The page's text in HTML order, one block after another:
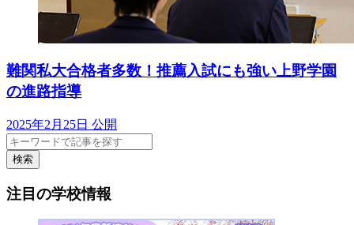
難関私大合格者多数！推薦入試にも強い上野学園
の進路指導
2025年2月25日 公開
検索
注目の学校情報